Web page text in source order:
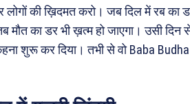
लोगों की ख़िदमत करो। जब दिल में रब का
मौत का डर भी ख़त्म हो जाएगा। उसी दिन
शुरू कर दिया। तभी से वो Baba